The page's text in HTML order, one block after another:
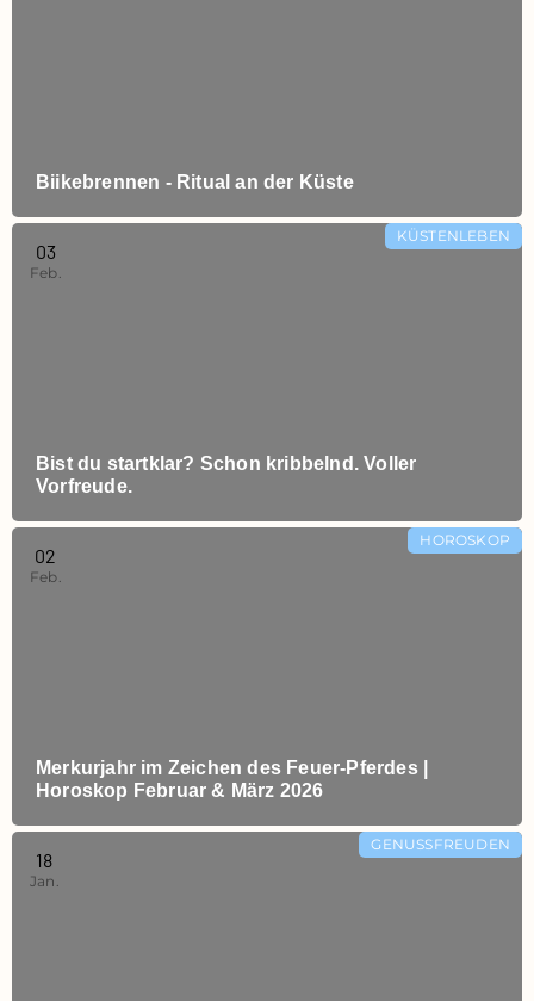
Biikebrennen - Ritual an der Küste
Bist du startklar? Schon kribbelnd. Voller
Vorfreude.
KÜSTENLEBEN
03
Feb.
Merkurjahr im Zeichen des Feuer-Pferdes |
Horoskop Februar & März 2026
HOROSKOP
02
Feb.
GENUSSFREUDEN
18
Jan.